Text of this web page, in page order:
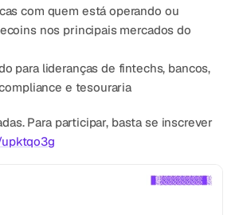
com quem está operando ou
nos principais mercados do
para lideranças de fintechs, bancos,
e tesouraria
Para participar, basta se inscrever